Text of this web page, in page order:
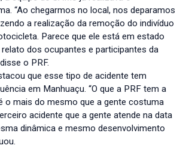
“Ao chegarmos no local, nos deparamos
a realização da remoção do indivíduo
Parece que ele está em estado
dos ocupantes e participantes da
o PRF.
que esse tipo de acidente tem
em Manhuaçu. “O que a PRF tem a
o mais do mesmo que a gente costuma
acidente que a gente atende na data
dinâmica e mesmo desenvolvimento